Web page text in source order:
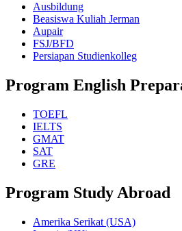
Ausbildung
Beasiswa Kuliah Jerman
Aupair
FSJ/BFD
Persiapan Studienkolleg
Program English
TOEFL
IELTS
GMAT
SAT
GRE
Program Study Abroad
Amerika Serikat (USA)